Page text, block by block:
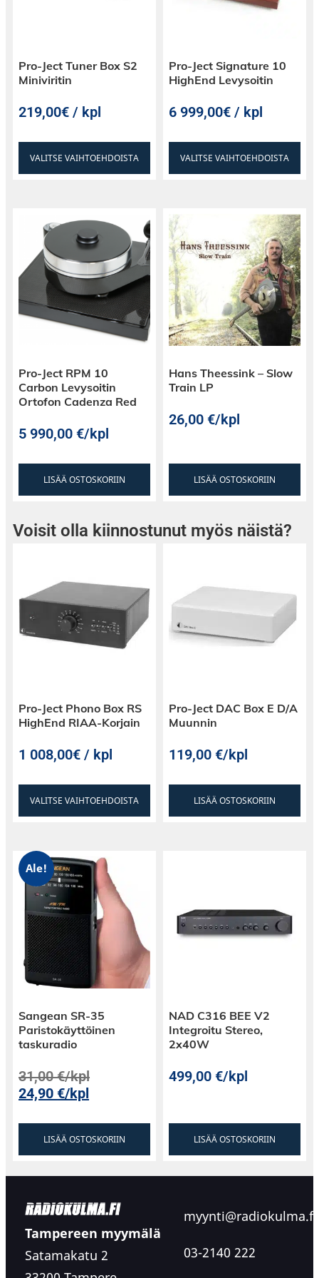
Pro-Ject Tuner Box S2
Miniviritin
219,00€ / kpl
VALITSE VAIHTOEHDOISTA
Pro-Ject Signature 10
HighEnd Levysoitin
6 999,00€ / kpl
VALITSE VAIHTOEHDOISTA
Pro-Ject RPM 10
Carbon Levysoitin
Ortofon Cadenza Red
5 990,00€/kpl
LISÄÄ OSTOSKORIIN
Hans Theessink – Slow
Train LP
26,00€/kpl
LISÄÄ OSTOSKORIIN
Voisit olla kiinnostunut myös näistä?
Pro-Ject Phono Box RS
HighEnd RIAA-Korjain
1 008,00€ / kpl
VALITSE VAIHTOEHDOISTA
Pro-Ject DAC Box E D/A
Muunnin
119,00€/kpl
LISÄÄ OSTOSKORIIN
Ale!
Sangean SR-35
Paristokäyttöinen
taskuradio
31,00€/kpl
24,90€/kpl
LISÄÄ OSTOSKORIIN
NAD C316 BEE V2
Integroitu Stereo,
2x40W
499,00€/kpl
LISÄÄ OSTOSKORIIN
Tampereen myymälä
Satamakatu 2
myynti@radiokulma.fi
03-2140 222